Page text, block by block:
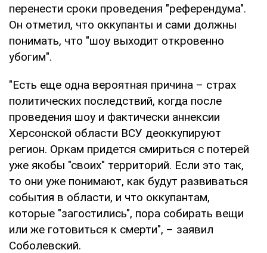
перенести сроки проведения "референдума".
Он отметил, что оккупанты и сами должны
понимать, что "шоу выходит откровенно
убогим".
"Есть еще одна вероятная причина – страх
политических последствий, когда после
проведения шоу и фактически аннексии
Херсонской области ВСУ деоккупируют
регион. Оркам придется смириться с потерей
уже якобы "своих" территорий. Если это так,
то они уже понимают, как будут развиваться
события в области, и что оккупантам,
которые "загостились", пора собирать вещи
или же готовиться к смерти", – заявил
Соболевский.